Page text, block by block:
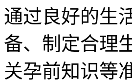
通过良好的生
备、制定合理
关孕前知识等